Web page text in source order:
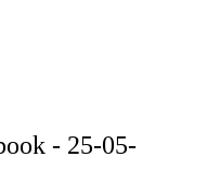
- 25-05-